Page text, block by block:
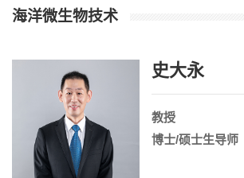
海洋微生物技术
史大永
教授
博士/硕士生导师